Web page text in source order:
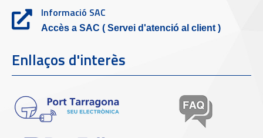
Informació SAC
Accès a SAC ( Servei d'atenció al client )
Enllaços d'interès